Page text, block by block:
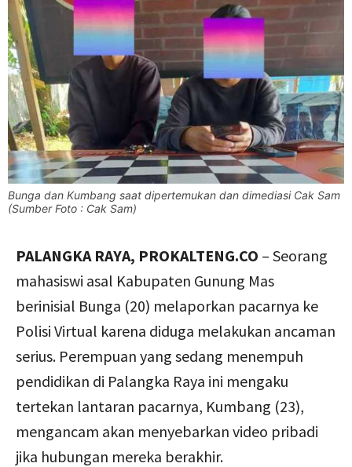
Bunga dan Kumbang saat dipertemukan dan dimediasi Cak Sam
(Sumber Foto : Cak Sam)
PALANGKA RAYA, PROKALTENG.CO – Seorang
mahasiswi asal Kabupaten Gunung Mas
berinisial Bunga (20) melaporkan pacarnya ke
Polisi Virtual karena diduga melakukan ancaman
serius. Perempuan yang sedang menempuh
pendidikan di Palangka Raya ini mengaku
tertekan lantaran pacarnya, Kumbang (23),
mengancam akan menyebarkan video pribadi
jika hubungan mereka berakhir.